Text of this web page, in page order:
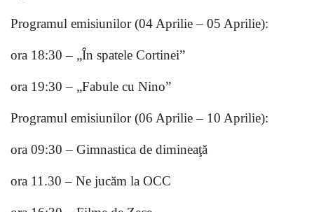
Programul emisiunilor (04 Aprilie – 05 Aprilie):
ora 18:30 – „În spatele Cortinei”
ora 19:30 – „Fabule cu Nino”
Programul emisiunilor (06 Aprilie – 10 Aprilie):
ora 09:30 – Gimnastica de dimineaţă
ora 11.30 – Ne jucăm la OCC